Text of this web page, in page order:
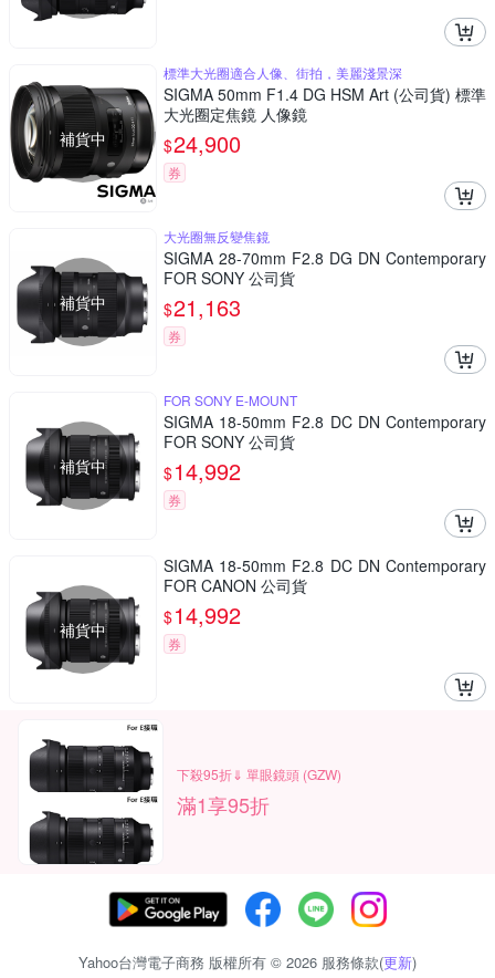
補貨中
標準大光圈適合人像、街拍，美麗淺景深
SIGMA 50mm F1.4 DG HSM Art (公司貨) 標準
大光圈定焦鏡 人像鏡
$24,900
券
補貨中
大光圈無反變焦鏡
SIGMA 28-70mm F2.8 DG DN Contemporary
FOR SONY 公司貨
$21,163
券
補貨中
FOR SONY E-MOUNT
SIGMA 18-50mm F2.8 DC DN Contemporary
FOR SONY 公司貨
$14,992
券
補貨中
SIGMA 18-50mm F2.8 DC DN Contemporary
FOR CANON 公司貨
$14,992
券
下殺95折⇓ 單眼鏡頭 (GZW)
滿1享95折
Yahoo台灣電子商務 版權所有 © 2026 服務條款(更新)